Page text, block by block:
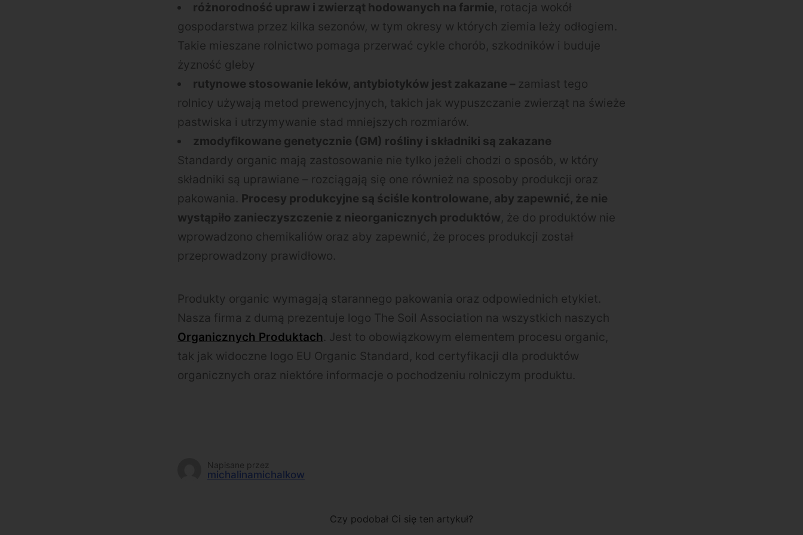
różnorodność upraw i zwierząt hodowanych na farmie, rotacja wokół
gospodarstwa przez kilka sezonów, w tym okresy w których ziemia leży odłogiem.
Takie mieszane rolnictwo pomaga przerwać cykle chorób, szkodników i buduje
żyzność gleby
rutynowe stosowanie leków, antybiotyków jest zakazane – zamiast tego
rolnicy używają metod prewencyjnych, takich jak wypuszczanie zwierząt na świeże
pastwiska i utrzymywanie stad mniejszych rozmiarów.
zmodyfikowane genetycznie (GM) rośliny i składniki są zakazane
Standardy organic mają zastosowanie nie tylko jeżeli chodzi o sposób, w który
składniki są uprawiane – rozciągają się one również na sposoby produkcji oraz
pakowania. Procesy produkcyjne są ściśle kontrolowane, aby zapewnić, że nie
wystąpiło zanieczyszczenie z nieorganicznych produktów, że do produktów nie
wprowadzono chemikaliów oraz aby zapewnić, że proces produkcji został
przeprowadzony prawidłowo.
Produkty organic wymagają starannego pakowania oraz odpowiednich etykiet.
Nasza firma z dumą prezentuje logo The Soil Association na wszystkich naszych
Organicznych Produktach. Jest to obowiązkowym elementem procesu organic,
tak jak widoczne logo EU Organic Standard, kod certyfikacji dla produktów
organicznych oraz niektóre informacje o pochodzeniu rolniczym produktu.
Napisane przez
michalinamichalkow
Czy podobał Ci się ten artykuł?